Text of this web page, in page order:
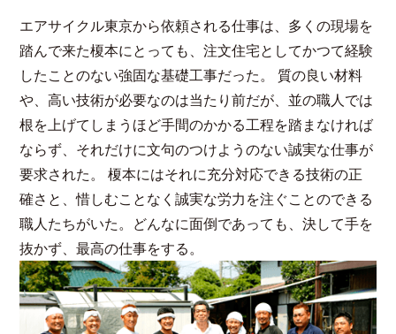
エアサイクル東京から依頼される仕事は、多くの現場を
踏んで来た榎本にとっても、注文住宅としてかつて経験
したことのない強固な基礎工事だった。 質の良い材料
や、高い技術が必要なのは当たり前だが、並の職人では
根を上げてしまうほど手間のかかる工程を踏まなければ
ならず、それだけに文句のつけようのない誠実な仕事が
要求された。 榎本にはそれに充分対応できる技術の正
確さと、惜しむことなく誠実な労力を注ぐことのできる
職人たちがいた。どんなに面倒であっても、決して手を
抜かず、最高の仕事をする。